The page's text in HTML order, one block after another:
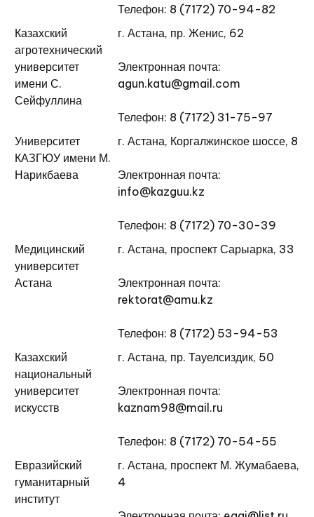
Телефон: 8 (7172) 70-94-82
Казахский
агротехнический
университет
имени С.
Сейфуллина
г. Астана, пр. Женис, 62
Электронная почта:
agun.katu@gmail.com
Телефон: 8 (7172) 31-75-97
Университет
КАЗГЮУ имени М.
Нарикбаева
г. Астана, Коргалжинское шоссе, 8
Электронная почта:
info@kazguu.kz
Телефон: 8 (7172) 70-30-39
Медицинский
университет
Астана
г. Астана, проспект Сарыарка, 33
Электронная почта:
rektorat@amu.kz
Телефон: 8 (7172) 53-94-53
Казахский
национальный
университет
искусств
г. Астана, пр. Тауелсиздик, 50
Электронная почта:
kaznam98@mail.ru
Телефон: 8 (7172) 70-54-55
Евразийский
гуманитарный
институт
г. Астана, проспект М. Жумабаева,
4